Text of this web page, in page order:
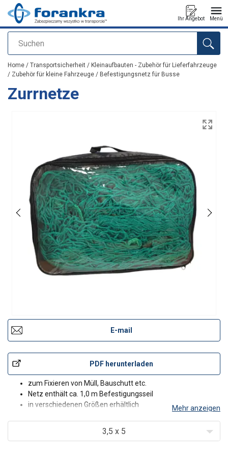
Suchen
Ihr Angebot Menü
Anfragen
Home / Transportsicherheit / Kleinaufbauten - Zubehör für Lieferfahrzeuge
/ Zubehör für kleine Fahrzeuge / Befestigungsnetz für Busse
Zurrnetze
E-mail
PDF herunterladen
zum Fixieren von Müll, Bauschutt etc.
Netz enthält ca. 1,0 m Befestigungsseil
in verschiedenen Größen erhältlich
Mehr anzeigen
3,5 x 5